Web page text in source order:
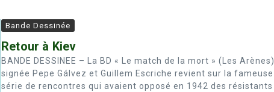
Bande Dessinée
Retour à Kiev
BANDE DESSINEE – La BD « Le match de la mort » (Les Arènes)
signée Pepe Gálvez et Guillem Escriche revient sur la fameuse
série de rencontres qui avaient opposé en 1942 des résistants